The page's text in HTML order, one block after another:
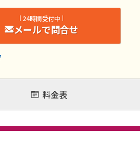
24時間受付中
メールで問合せ
料金表